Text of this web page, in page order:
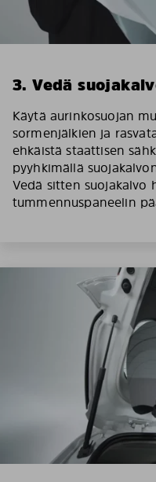
3. Vedä
Käytä aurinkosuojan
sormenjälkien ja
ehkäistä staattisen
pyyhkimällä
Vedä sitten suojakalvo
tummennuspaneelin